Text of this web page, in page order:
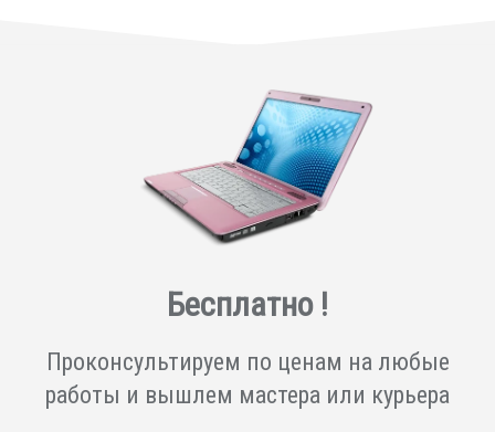
Бесплатно !
Проконсультируем по ценам на любые
работы и вышлем мастера или курьера